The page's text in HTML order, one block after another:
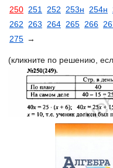
250 251 252 253н 254н
262
263 264 265 266
275 →
(кликните по решению,